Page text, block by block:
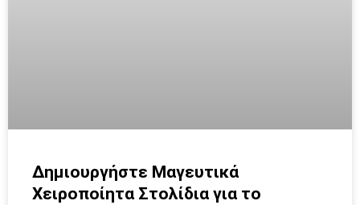
Δημιουργήστε Μαγευτικά
Χειροποίητα Στολίδια για το